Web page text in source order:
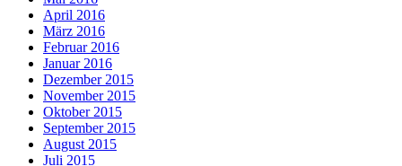
April 2016
März 2016
Februar 2016
Januar 2016
Dezember 2015
November 2015
Oktober 2015
September 2015
August 2015
Juli 2015